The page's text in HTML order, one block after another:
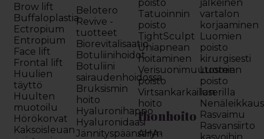
Brow lift
Buffaloplastia
Ectropium
Entropium
Face lift
Frontal lift
Huulien
täyttö
Huulten
muotoilu
Hörökorvat
Kaksoisleuan
Belotero
Revive -
tuotteet
Biorevitalisaatio
Botuliinihoidot
Botuliini
sairaudenhoidossa
Bruksismin
hoito
Hyaluronihappo
Hyaluronidaasi
Jännityspäänsäryn
poisto
Tatuoinnin
poisto
TightSculpt
Uniapnean
hoitaminen
Verisuonimuutosten
poisto
Virtsankarkailun
hoito
Ihonhoito
AHA-
jälkeinen
vartalon
korjaaminen
Luomien
poisto
kirurgisesti
Luomien
poisto
laserilla
Nenäleikkaus
Rasvaimu
Rasvansiirto